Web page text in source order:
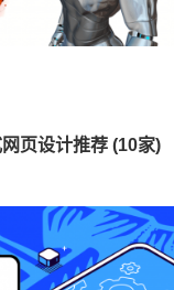
页设计推荐 (10家)